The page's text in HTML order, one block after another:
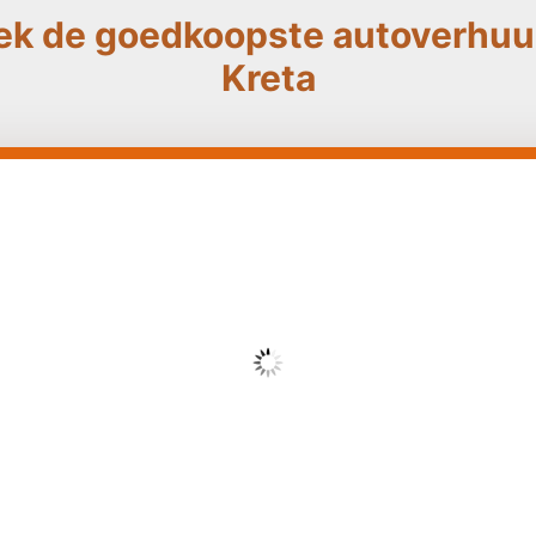
de goedkoopste
Kreta